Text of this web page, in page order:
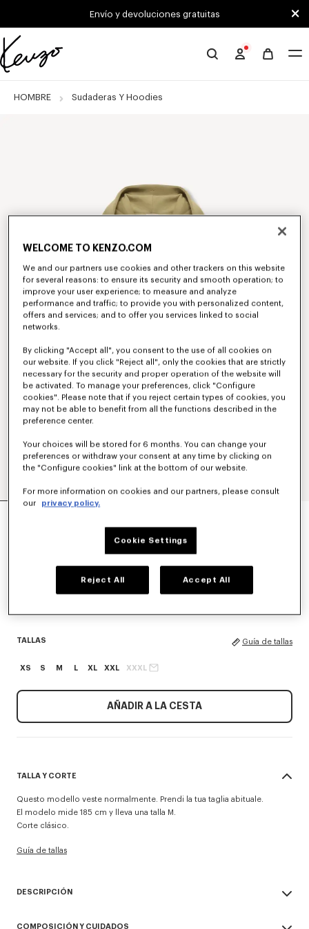
Skip to main content
Skip to footer contentEnvío y devoluciones gratuitas
Página
HOMBRE Sudaderas Y Hoodies
SUDADERA CON CAPUCHA Y CREMALLERA DE
COLORES :Caqui
TALLAS Guía de tallas
XS S M L XL XXL XXXL
AÑADIR A LA CESTA
TALLA Y CORTE
Questo modello veste normalmente. Prendi la tua taglia abituale.
El modelo mide 185 cm y lleva una talla M.
Corte clásico.
Guía de tallas
DESCRIPCIÓN
COMPOSICIÓN Y CUIDADOS
WELCOME TO KENZO.COM
We and our partners use cookies and other trackers on this website
for several reasons: to ensure its security and smooth operation; to
improve your user experience; to measure and analyze
performance and traffic; to provide you with personalized content,
offers and services; and to offer you services linked to social
networks.
By clicking "Accept all", you consent to the use of all cookies on
our website. If you click "Reject all", only the cookies that are strictly
necessary for the security and proper operation of the website will
be activated. To manage your preferences, click "Configure
cookies". Please note that if you reject certain types of cookies, you
may not be able to benefit from all the functions described in the
preference center.
Your choices will be stored for 6 months. You can change your
preferences or withdraw your consent at any time by clicking on
the "Configure cookies" link at the bottom of our website.
For more information on cookies and our partners, please consult
our
privacy policy.
Cookie Settings
Reject All Accept All